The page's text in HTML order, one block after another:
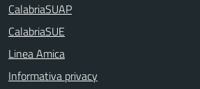
CalabriaSUAP
CalabriaSUE
Linea Amica
Informativa privacy